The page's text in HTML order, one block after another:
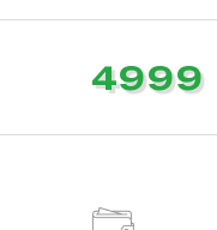
4999